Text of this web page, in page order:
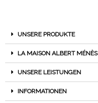
UNSERE PRODUKTE
LA MAISON ALBERT MÉNÈS
UNSERE LEISTUNGEN
INFORMATIONEN